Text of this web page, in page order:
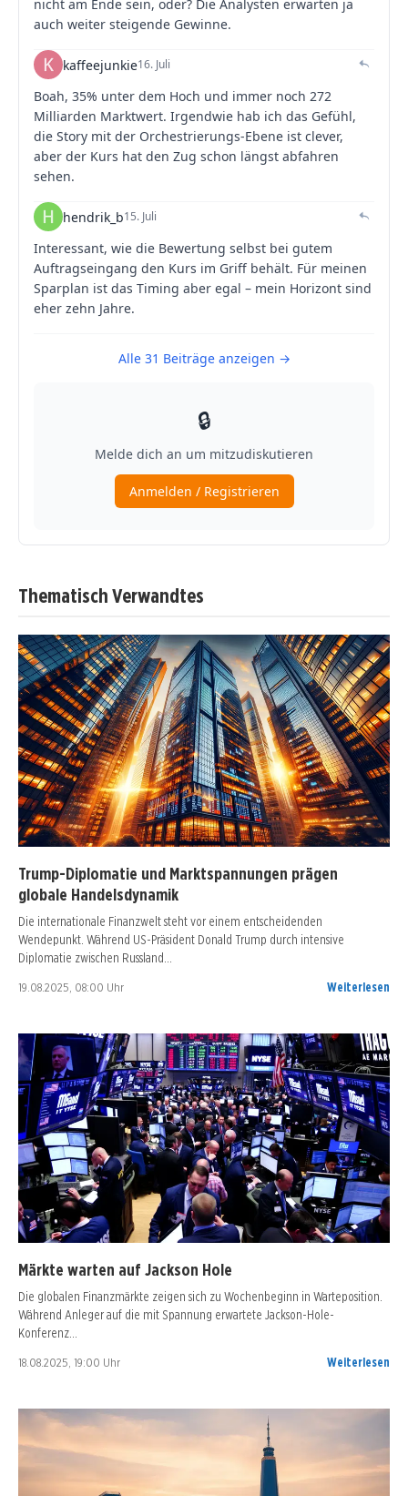
Thematisch Verwandtes
Trump-Diplomatie und Marktspannungen prägen
globale Handelsdynamik
Die internationale Finanzwelt steht vor einem entscheidenden
Wendepunkt. Während US-Präsident Donald Trump durch intensive
Diplomatie zwischen Russland…
19.08.2025, 08:00 Uhr Weiterlesen
Märkte warten auf Jackson Hole
Die globalen Finanzmärkte zeigen sich zu Wochenbeginn in Warteposition.
Während Anleger auf die mit Spannung erwartete Jackson-Hole-
Konferenz…
18.08.2025, 19:00 Uhr Weiterlesen